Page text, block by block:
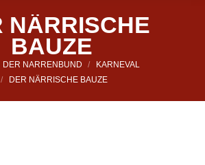
NÄRRISCHE
BAUZE
hier:
DER NARRENBUND
KARNEVAL
DER NÄRRISCHE BAUZE